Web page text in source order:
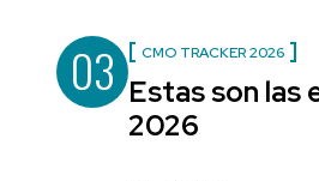
03 CMO TRACKER 2026
Estas son las
2026